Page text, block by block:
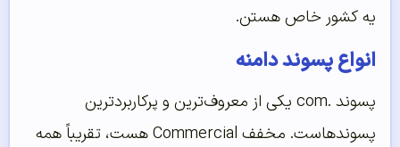
یه کشور خاص هستن.
انواع پسوند دامنه
پسوند .com یکی از معروف‌ترین و پرکاربردترین
پسوندهاست. مخفف Commercial هست، تقریباً همه